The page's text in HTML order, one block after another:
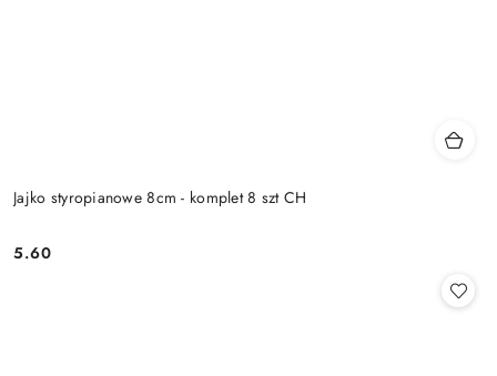
Jajko styropianowe 8cm - komplet 8 szt CH
Cena:
5.60